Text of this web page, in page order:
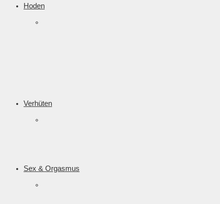
Hoden
Verhüten
Sex & Orgasmus